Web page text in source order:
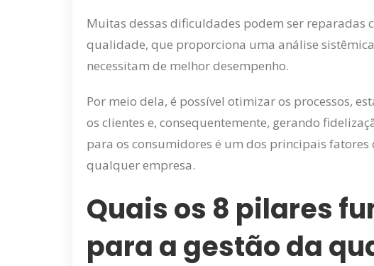
Muitas dessas dificuldades podem ser reparadas
qualidade, que proporciona uma análise
necessitam de melhor desempenho.
Por meio dela, é possível otimizar os processos,
os clientes e, consequentemente, gerando
para os consumidores é um dos principais
qualquer empresa.
Quais os 8 pilares
para a gestão da